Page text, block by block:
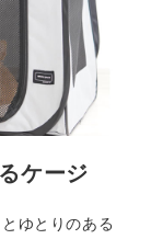
ケージ
ゆとりのある